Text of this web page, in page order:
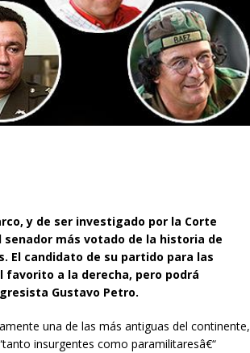
y de ser investigado por la Corte
más votado de la historia de
El candidato de su partido para las
favorito a la derecha, pero podrá
Gustavo Petro.
una de las más antiguas del continente,
insurgentes como paramilitaresâ€“